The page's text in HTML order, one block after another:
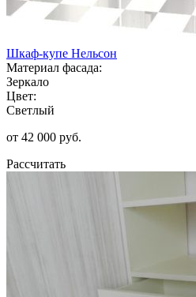
Шкаф-купе Нельсон
Материал фасада:
Зеркало
Цвет:
Светлый
от 42 000 руб.
Рассчитать